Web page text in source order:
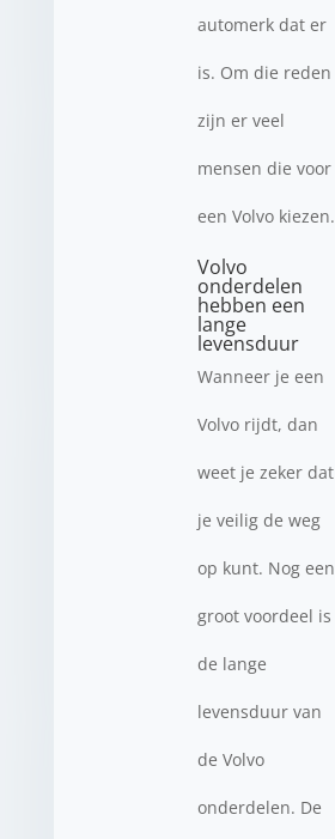
automerk dat er
is. Om die reden
zijn er veel
mensen die voor
een Volvo kiezen.
Volvo
onderdelen
hebben een
lange
levensduur
Wanneer je een
Volvo rijdt, dan
weet je zeker dat
je veilig de weg
op kunt. Nog een
groot voordeel is
de lange
levensduur van
de Volvo
onderdelen. De